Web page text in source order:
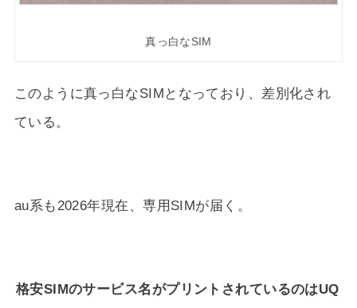
真っ白なSIM
このように真っ白なSIMとなっており、差別化され
ている。
au系も2026年現在、専用SIMが届く。
格安SIMのサービス名がプリントされているのはUQ